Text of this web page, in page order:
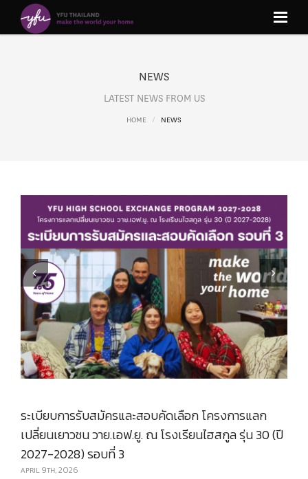
NEWS
LATEST NEWS FROM US
HOME NEWS
Previous Next
ระเบียบการรับสมัครและสอบคัดเลือก โครงการแลก
เปลี่ยนเยาวชน วาย.เอฟ.ยู. ณ โรงเรียนไฮสกูล รุ่น 30 (ปี
2027-2028) รอบที่ 3
APRIL 9TH, 2026